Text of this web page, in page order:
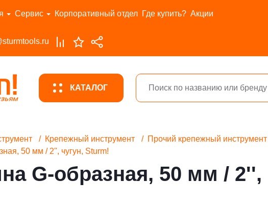
Сервис Корпоративный отдел Где купить? Акции
КАТАЛОГ
Крепежный инструмент Прочий крепежный инструмент
50 мм / 2'', чугун, Sturm!
G-образная, 50 мм / 2'',